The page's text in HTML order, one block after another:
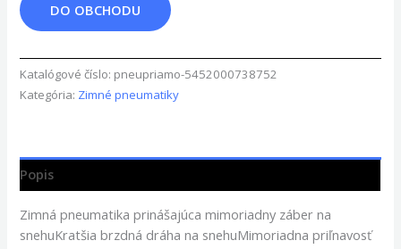
DO OBCHODU
Katalógové číslo: pneupriamo-5452000738752
Kategória: Zimné pneumatiky
Popis
Zimná pneumatika prinášajúca mimoriadny záber na
snehuKratšia brzdná dráha na snehuMimoriadna priľnavosť